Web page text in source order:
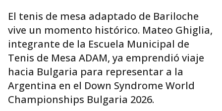
El tenis de mesa adaptado de Bariloche
vive un momento histórico. Mateo Ghiglia,
integrante de la Escuela Municipal de
Tenis de Mesa ADAM, ya emprendió viaje
hacia Bulgaria para representar a la
Argentina en el Down Syndrome World
Championships Bulgaria 2026.